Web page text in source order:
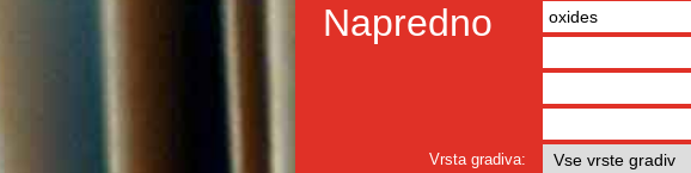
Napredno
Vrsta gradiva: